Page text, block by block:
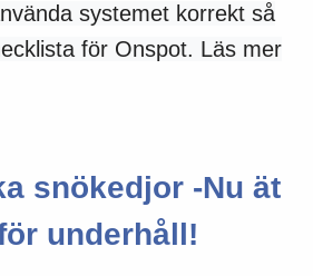
systemet korrekt så
för Onspot. Läs mer
snökedjor -Nu ät
underhåll!